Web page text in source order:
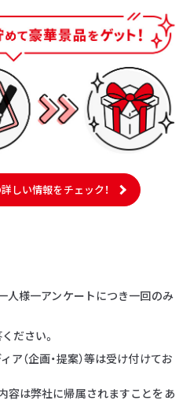
しい情報をチェック！
人様一アンケートにつき一回のみ
ださい。
ア（企画・提案）等は受け付けてお
容は弊社に帰属されますことをあ